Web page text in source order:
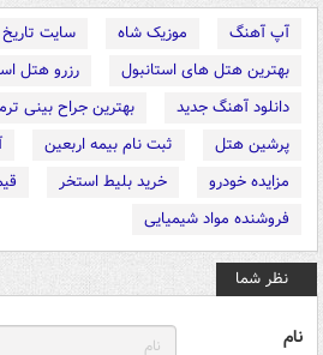
آپ آهنگ موزیک شاه
سایت تاریخ
بهترین هتل های استانبول
رزرو هتل
دانلود آهنگ جدید
بهترین جراح بینی
پرشین هتل
ثبت نام بیمه اربعین
مزایده خودرو
خرید بلیط استخر
فروشنده مواد شیمیایی
نظر شما
نام